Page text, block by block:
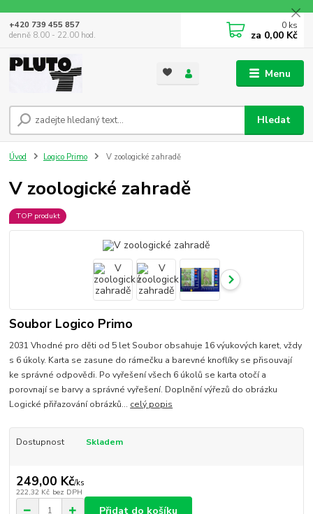
Menu
Hledat
+420 739 455 857
denně 8.00 - 22.00 hod.
0 ks
za 0,00 Kč
Úvod Logico Primo V zoologické zahradě
V zoologické zahradě
TOP produkt
Soubor Logico Primo
2031 Vhodné pro děti od 5 let Soubor obsahuje 16 výukových karet, vždy
s 6 úkoly. Karta se zasune do rámečku a barevné knoflíky se přisouvají
ke správné odpovědi. Po vyřešení všech 6 úkolů se karta otočí a
porovnají se barvy a správné vyřešení. Doplnění výřezů do obrázku
Logické přiřazování obrázků... celý popis
Dostupnost Skladem
249,00 Kč/ks
222,32 Kč bez DPH
Přidat do košíku